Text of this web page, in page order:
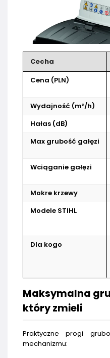
Cecha
Cena (PLN)
Wydajność (m³/h)
Hałas (dB)
Max grubość gałęzi
Wciąganie gałęzi
Mokre krzewy
Modele STIHL
Dla kogo
Maksymalna
który zmieli
Praktyczne progi
mechanizmu: